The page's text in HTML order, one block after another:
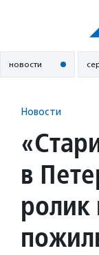
новости
Новости
в